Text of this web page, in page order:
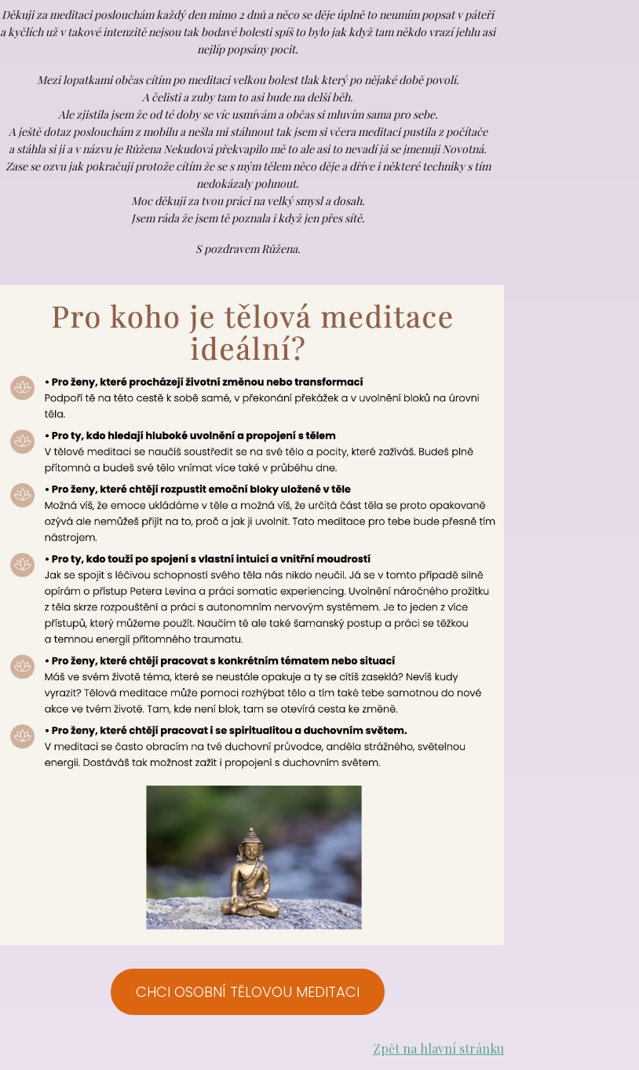
Děkuji za meditaci poslouchám každý den mimo 2 dnů a něco se děje úplně to neumím popsat v páteři
a kyčlích už v takové intenzitě nejsou tak bodavé bolesti spíš to bylo jak když tam někdo vrazí jehlu asi
nejlíp popsány pocit.
Mezi lopatkami občas cítím po meditaci velkou bolest tlak který po nějaké době povolí.
A čelisti a zuby tam to asi bude na delší běh.
Ale zjistila jsem že od té doby se víc usmívám a občas si mluvím sama pro sebe.
A ještě dotaz poslouchám z mobilu a nešla mi stáhnout tak jsem si včera meditaci pustila z počítače
a stáhla si ji a v názvu je Růžena Nekudová překvapilo mě to ale asi to nevadí já se jmenuji Novotná.
Zase se ozvu jak pokračuji protože cítím že se s mým tělem něco děje a dříve i některé techniky s tím
nedokázaly pohnout.
Moc děkuji za tvou práci na velký smysl a dosah.
Jsem ráda že jsem tě poznala i když jen přes sítě.
S pozdravem Růžena.
CHCI OSOBNÍ TĚLOVOU MEDITACI
Zpět na hlavní stránku